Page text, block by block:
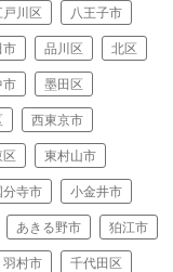
戸川区 八王子市
市 品川区 北区
市 墨田区
西東京市
区 東村山市
分寺市 小金井市
あきる野市 狛江市
羽村市 千代田区